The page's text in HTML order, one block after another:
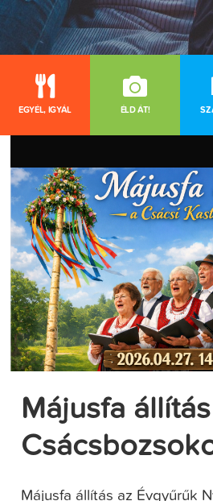
EGYÉL, IGYÁL ÉLD ÁT!
Májusfa állítás
Májusfa állítás az Évgyűrűk